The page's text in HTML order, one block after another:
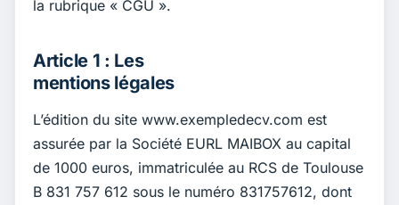
la rubrique « CGU ».
Article 1 : Les
mentions légales
L’édition du site www.exempledecv.com est
assurée par la Société EURL MAIBOX au capital
de 1000 euros, immatriculée au RCS de Toulouse
B 831 757 612 sous le numéro 831757612, dont